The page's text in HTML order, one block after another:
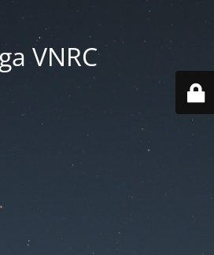
VNRC